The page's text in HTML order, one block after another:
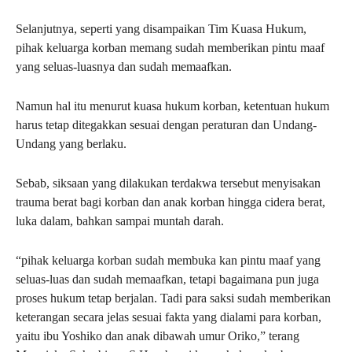
Selanjutnya, seperti yang disampaikan Tim Kuasa Hukum,
pihak keluarga korban memang sudah memberikan pintu maaf
yang seluas-luasnya dan sudah memaafkan.
Namun hal itu menurut kuasa hukum korban, ketentuan hukum
harus tetap ditegakkan sesuai dengan peraturan dan Undang-
Undang yang berlaku.
Sebab, siksaan yang dilakukan terdakwa tersebut menyisakan
trauma berat bagi korban dan anak korban hingga cidera berat,
luka dalam, bahkan sampai muntah darah.
“pihak keluarga korban sudah membuka kan pintu maaf yang
seluas-luas dan sudah memaafkan, tetapi bagaimana pun juga
proses hukum tetap berjalan. Tadi para saksi sudah memberikan
keterangan secara jelas sesuai fakta yang dialami para korban,
yaitu ibu Yoshiko dan anak dibawah umur Oriko,” terang